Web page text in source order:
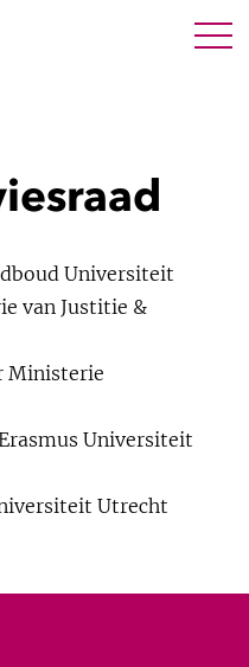
Universiteit
van Justitie &
Ministerie
Universiteit
Utrecht